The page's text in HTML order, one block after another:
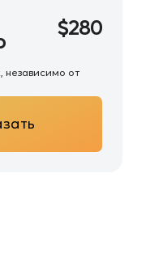
$280
независимо от